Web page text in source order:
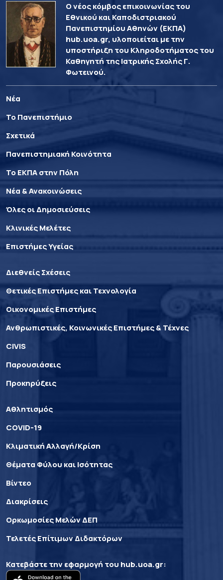
Ο νέος κόμβος επικοινωνίας του
Εθνικού και Καποδιστριακού
Πανεπιστημίου Αθηνών (ΕΚΠΑ)
hub.uoa.gr, υλοποιείται με την
υποστήριξη του Κληροδοτήματος του
Καθηγητή της Ιατρικής Σχολής Γ.
Φωτεινού.
Νέα
Το Πανεπιστήμιο
Σχετικά
Πανεπιστημιακή Κοινότητα
Το ΕΚΠΑ στην Πόλη
Νέα & Ανακοινώσεις
Όλες οι Δημοσιεύσεις
Κλινικές Μελέτες
Επιστήμες Υγείας
Διεθνείς Σχέσεις
Θετικές Επιστήμες και Τεχνολογία
Οικονομικές Επιστήμες
Ανθρωπιστικές, Κοινωνικές Επιστήμες & Τέχνες
CIVIS
Παρουσιάσεις
Προκηρύξεις
Αθλητισμός
COVID-19
Κλιματική Αλλαγή/Κρίση
Θέματα Φύλου και Ισότητας
Βίντεο
Διακρίσεις
Ορκωμοσίες Μελών ΔΕΠ
Τελετές Επίτιμων Διδακτόρων
Κατεβάστε την εφαρμογή του hub.uoa.gr: